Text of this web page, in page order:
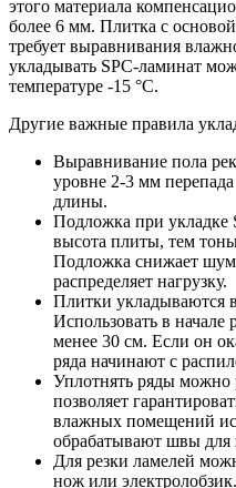
этого материала
более 6 мм. Плитка с
требует выравнивания
укладывать SPC-ламинат
температуре -15 °C.
Другие важные правила
Выравнивание пола
уровне 2-3 мм
длины.
Подложка при укладке
высота плиты, тем
Подложка снижает шум
распределяет нагрузку.
Плитки укладываются
Использовать в
менее 30 см. Если он
ряда начинают с
Уплотнять ряды
позволяет
влажных помещений
обрабатывают швы для
Для резки ламелей
нож или